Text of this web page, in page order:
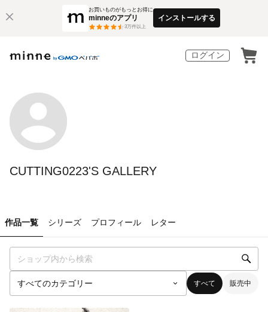
お買いものがもっとお得に
minneのアプリ
3万件以上
インストールする
ログイン
CUTTING0223'S GALLERY
作品一覧 シリーズ プロフィール レター
すべて 販売中